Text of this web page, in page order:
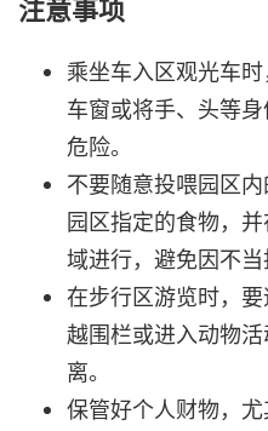
注意事项
乘坐车入区观光车
车窗或将手、头等
危险。
不要随意投喂园区
园区指定的食物，
域进行，避免因不当
在步行区游览时，
越围栏或进入动物
离。
保管好个人财物，